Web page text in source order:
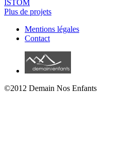
ISTOM
Plus de projets
Mentions légales
Contact
©2012 Demain Nos Enfants